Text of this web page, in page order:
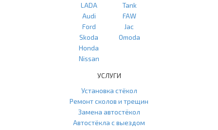
LADA
Audi
Ford
Skoda
Honda
Nissan
Tank
FAW
Jac
Omoda
УСЛУГИ
Установка стёкол
Ремонт сколов и трещин
Замена автостёкол
Автостёкла с выездом